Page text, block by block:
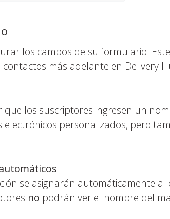
los campos de su formulario.
más adelante en Delivery
que los suscriptores ingresen un
electrónicos personalizados, pero
se asignarán automáticamente
no podrán ver el nombre del